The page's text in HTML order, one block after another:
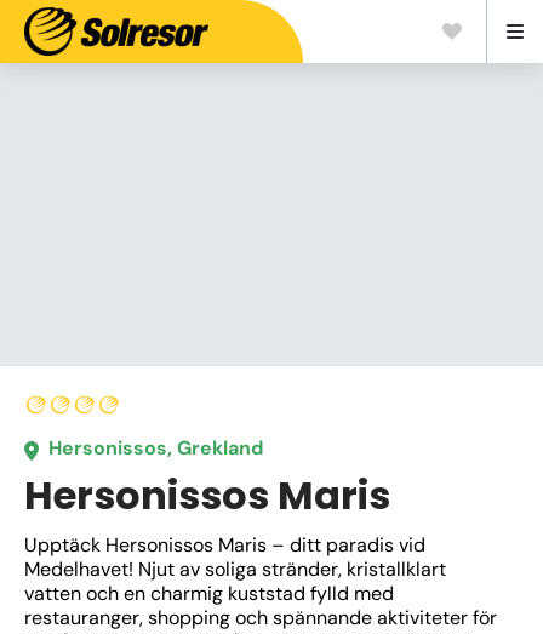
Hersonissos, Grekland
Hersonissos Maris
Upptäck Hersonissos Maris – ditt paradis vid
Medelhavet! Njut av soliga stränder, kristallklart
vatten och en charmig kuststad fylld med
restauranger, shopping och spännande aktiviteter för